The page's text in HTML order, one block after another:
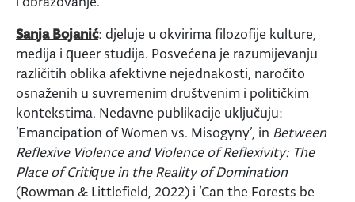
Sanja Bojanić: djeluje u okvirima filozofije kulture,
medija i queer studija. Posvećena je razumijevanju
različitih oblika afektivne nejednakosti, naročito
osnaženih u suvremenim društvenim i političkim
kontekstima. Nedavne publikacije uključuju:
‘Emancipation of Women vs. Misogyny’, in Between
Reflexive Violence and Violence of Reflexivity: The
Place of Critique in the Reality of Domination
(Rowman & Littlefield, 2022) i ‘Can the Forests be